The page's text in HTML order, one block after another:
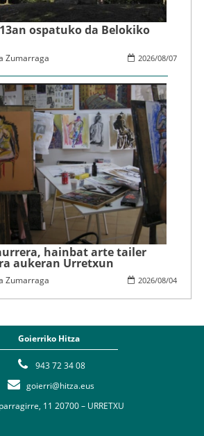
ospatuko da Belokiko
2026/08/07
Zumarraga
hainbat arte tailer
aukeran Urretxun
2026/08/04
Zumarraga
Goierriko Hitza
943 72 34 08
goierri@hitza.eus
11 20700 – URRETXU